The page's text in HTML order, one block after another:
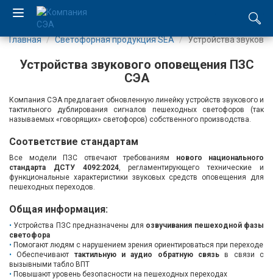
Компания
Каталог
Производство
Новости
Вакансии
Главная Светофорная продукция SEA Устройства
Устройства звукового оповещения ПЗС
СЭА
Компания СЭА предлагает обновленную линейку устройств звукового и
тактильного дублирования сигналов пешеходных светофоров (так
называемых «говорящих» светофоров) собственного производства.
Соответствие стандартам
Все модели ПЗС отвечают требованиям
нового национального
стандарта ДСТУ 4092:2024, регламентирующего технические и
функциональные характеристики звуковых средств оповещения для
пешеходных переходов.
Общая информация:
Устройства ПЗС предназначены для озвучивания пешеходной фазы
светофора
Помогают людям с нарушением зрения ориентироваться при переходе
Обеспечивают тактильную и аудио обратную связь в связи с
вызывными табло ВПТ
Повышают уровень безопасности на пешеходных переходах